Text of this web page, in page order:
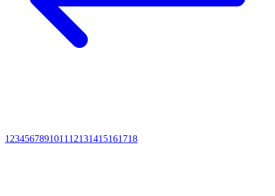
1 234567891011 12131415161718